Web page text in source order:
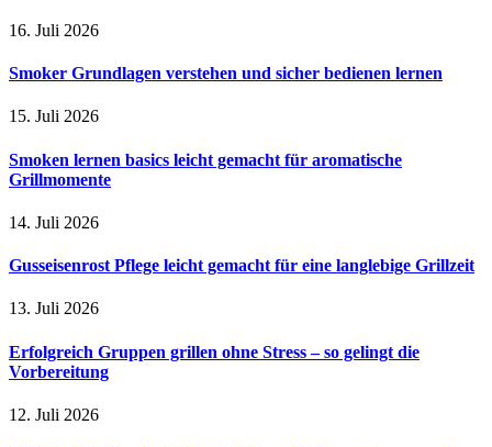
16. Juli 2026
Smoker Grundlagen verstehen und sicher bedienen lernen
15. Juli 2026
Smoken lernen basics leicht gemacht für aromatische
Grillmomente
14. Juli 2026
Gusseisenrost Pflege leicht gemacht für eine langlebige Grillzeit
13. Juli 2026
Erfolgreich Gruppen grillen ohne Stress – so gelingt die
Vorbereitung
12. Juli 2026